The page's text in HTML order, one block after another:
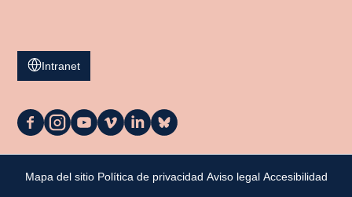
Intranet
La
en
Facebook
La
en
Instagram
La
en
YouTube
La
en
Vimeo
La
en
LinkedIn
La
en
Bluesky
Mapa del sitio Política de privacidad Aviso legal Accesibilidad